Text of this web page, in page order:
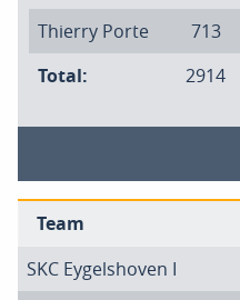
Thierry Porte
713
Total:
2914
Team
SKC Eygelshoven I